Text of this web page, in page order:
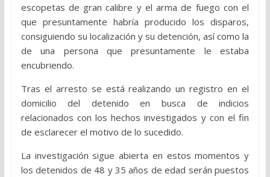
escopetas de gran calibre y el arma de fuego con el
que presuntamente habría producido los disparos,
consiguiendo su localización y su detención, así como la
de una persona que presuntamente le estaba
encubriendo.
Tras el arresto se está realizando un registro en el
domicilio del detenido en busca de indicios
relacionados con los hechos investigados y con el fin
de esclarecer el motivo de lo sucedido.
La investigación sigue abierta en estos momentos y
los detenidos de 48 y 35 años de edad serán puestos